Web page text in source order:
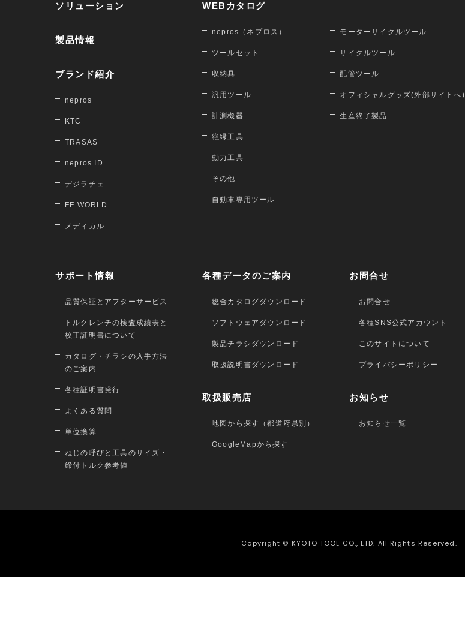
ソリューション
製品情報
ブランド紹介
nepros
KTC
TRASAS
nepros ID
デジラチェ
FF WORLD
メディカル
WEBカタログ
nepros（ネプロス）
ツールセット
収納具
汎用ツール
計測機器
絶縁工具
動力工具
その他
自動車専用ツール
モーターサイクルツール
サイクルツール
配管ツール
オフィシャルグッズ(外部サイトへ)
生産終了製品
サポート情報
品質保証とアフターサービス
トルクレンチの検査成績表と
校正証明書について
カタログ・チラシの入手方法
のご案内
各種証明書発行
よくある質問
単位換算
ねじの呼びと工具のサイズ・
締付トルク参考値
各種データのご案内
総合カタログダウンロード
ソフトウェアダウンロード
製品チラシダウンロード
取扱説明書ダウンロード
取扱販売店
地図から探す（都道府県別）
GoogleMapから探す
お問合せ
お問合せ
各種SNS公式アカウント
このサイトについて
プライバシーポリシー
お知らせ
お知らせ一覧
Copyright © KYOTO TOOL CO., LTD. All Rights Reserved.